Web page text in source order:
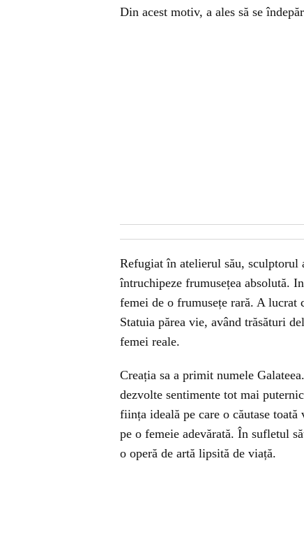
Din acest motiv, a ales să se
Refugiat în atelierul său, sculptorul
întruchipeze frumusețea absolută.
femei de o frumusețe rară. A
Statuia părea vie, având trăsături
femei reale.
Creația sa a primit numele
dezvolte sentimente tot mai
ființa ideală pe care o căutase
pe o femeie adevărată. În sufletul
o operă de artă lipsită de viață.